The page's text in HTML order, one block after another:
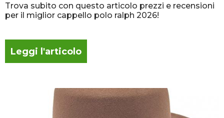
Trova subito con questo articolo prezzi e recensioni
per il miglior cappello polo ralph 2026!
Leggi l'articolo